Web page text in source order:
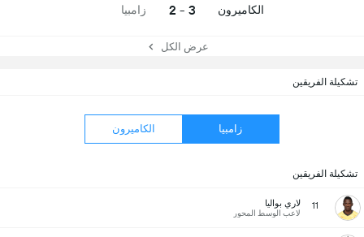
تشكيلة الفريقين
زامبيا الكاميرون
تشكيلة الفريقين
11 لاري بواليا
لاعب الوسط المحور
الكاميرون 3 - 2 زامبيا
عرض الكل